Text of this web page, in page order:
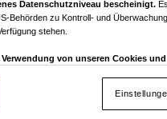
Datenschutzniveau bescheinigt.
Behörden zu Kontroll- und
stehen.
von unseren Cookies